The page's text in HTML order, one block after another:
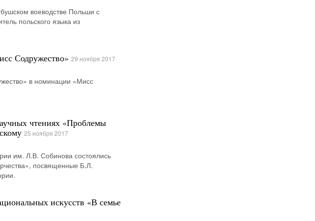
воеводстве Польши с
польского языка из
Содружество» 29 ноября 2017
в номинации «Мисс
чтениях «Проблемы
25 ноября 2017
им. Л.В. Собинова состоялись
посвященные Б.Л.
искусств «В семье